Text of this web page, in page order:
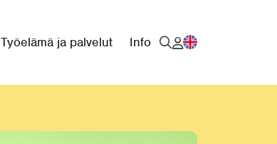
Työelämä ja palvelut Info